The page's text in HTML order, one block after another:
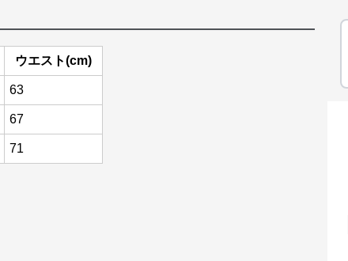
ウエスト(cm)
63
67
71